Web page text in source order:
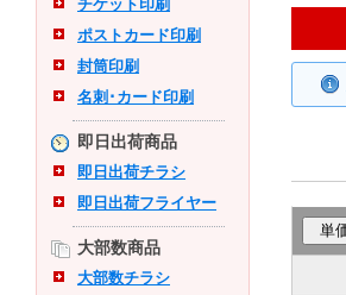
チケット印刷
ポストカード印刷
封筒印刷
名刺･カード印刷
即日出荷商品
即日出荷チラシ
即日出荷フライヤー
大部数商品
大部数チラシ